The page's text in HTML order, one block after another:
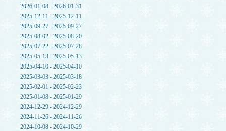
2026-01-08 - 2026-01-31
2025-12-11 - 2025-12-11
2025-09-27 - 2025-09-27
2025-08-02 - 2025-08-20
2025-07-22 - 2025-07-28
2025-05-13 - 2025-05-13
2025-04-10 - 2025-04-10
2025-03-03 - 2025-03-18
2025-02-01 - 2025-02-23
2025-01-08 - 2025-01-29
2024-12-29 - 2024-12-29
2024-11-26 - 2024-11-26
2024-10-08 - 2024-10-29